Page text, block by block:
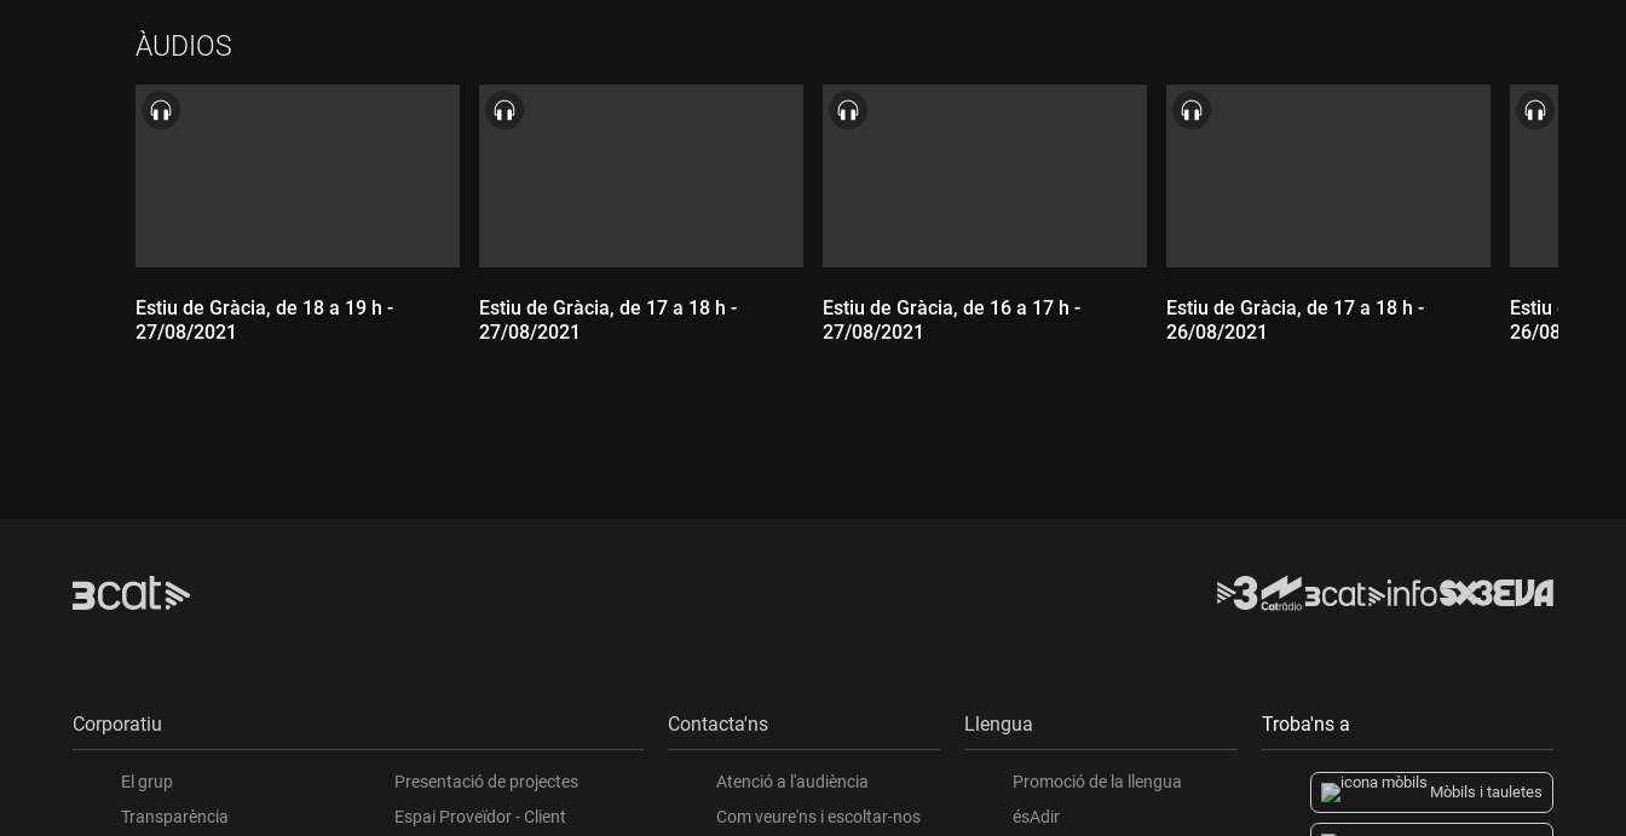
ÀUDIOS
Estiu de Gràcia, de 18 a 19 h -
27/08/2021
Estiu de Gràcia, de 17 a 18 h -
27/08/2021
Estiu de Gràcia, de 16 a 17 h -
27/08/2021
Estiu de Gràcia, de 17 a 18 h -
26/08/2021
Estiu de
26/08/2021
Corporatiu
El grup
Transparència
Presentació de projectes
Espai Proveïdor - Client
Contacta'ns
Atenció a l'audiència
Com veure'ns i escoltar-nos
Llengua
Promoció de la llengua
ésAdir
Troba'ns a
Mòbils i tauletes